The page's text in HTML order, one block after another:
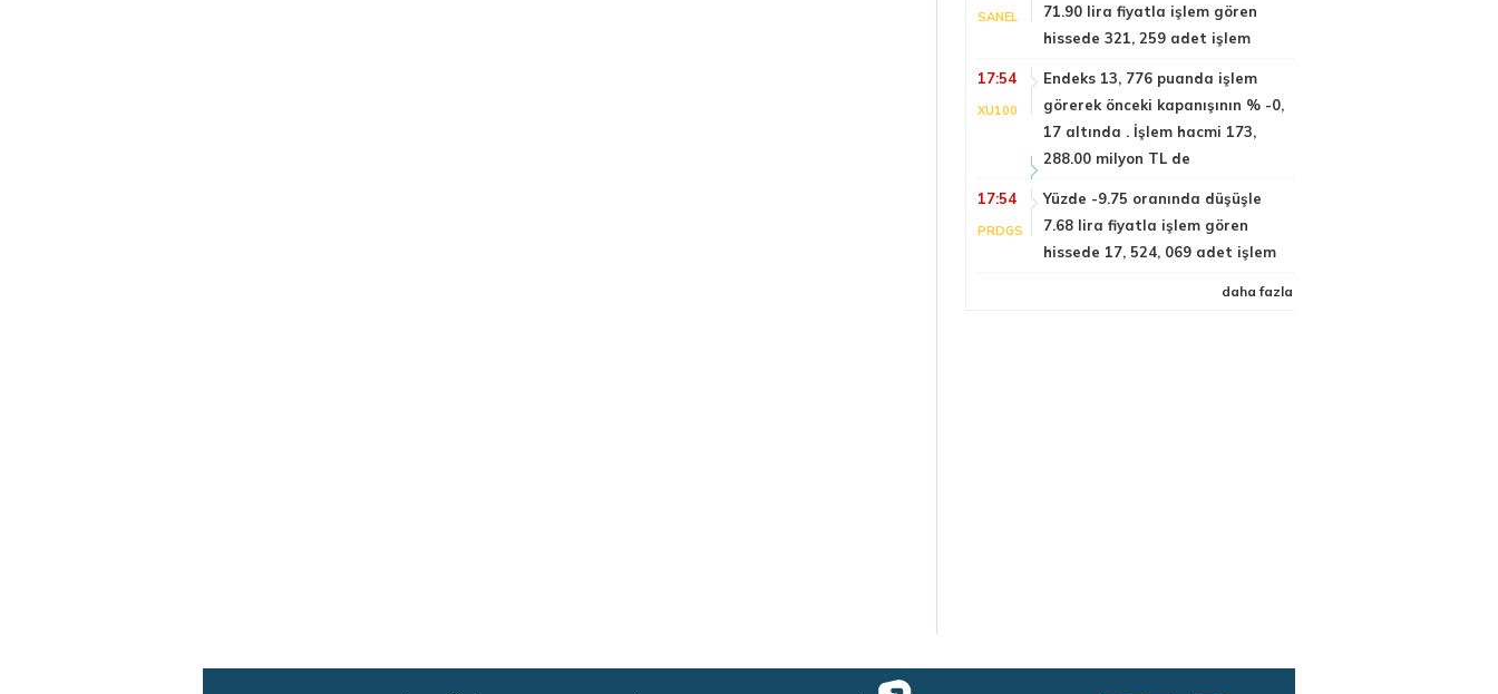
SANEL
71.90 lira fiyatla işlem gören
hissede 321, 259 adet işlem
17:54
XU100
Endeks 13, 776 puanda işlem
görerek önceki kapanışının % -0,
17 altında . İşlem hacmi 173,
288.00 milyon TL de
17:54
PRDGS
Yüzde -9.75 oranında düşüşle
7.68 lira fiyatla işlem gören
hissede 17, 524, 069 adet işlem
daha fazla